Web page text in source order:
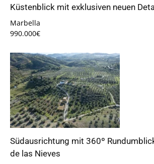
Küstenblick mit exklusiven neuen
Marbella
990.000€
Südausrichtung mit 360º
de las Nieves